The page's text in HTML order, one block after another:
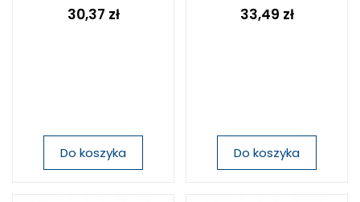
30,37 zł
Do koszyka
33,49 zł
Do koszyka